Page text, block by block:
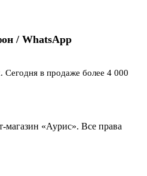
/ WhatsApp
Сегодня в продаже более 4 000
«Аурис». Все права